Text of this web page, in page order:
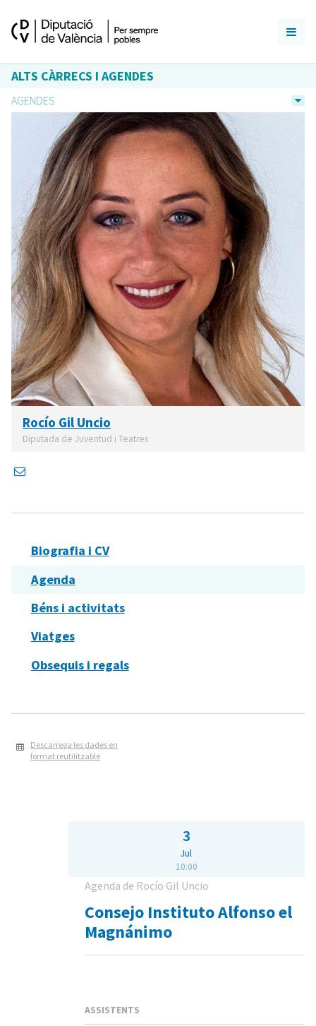
ALTS CÀRRECS I AGENDES
AGENDES
Rocío Gil Uncio
Diputada de Juventud i Teatres
Biografia i CV
Agenda
Béns i activitats
Viatges
Obsequis i regals
Descarrega les dades en
format reutilitzable
3
Jul
10:00
Agenda de Rocío Gil Uncio
Consejo Instituto Alfonso el
Magnánimo
ASSISTENTS